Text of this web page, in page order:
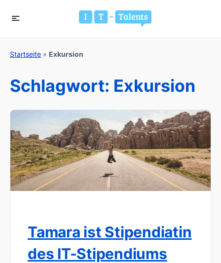
Startseite » Exkursion
Schlagwort: Exkursion
Tamara ist Stipendiatin
des IT-Stipendiums